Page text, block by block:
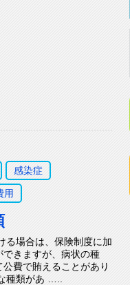
感染症
用
る場合は、保険制度に加
できますが、病状の種
費で賄えることがあり
種類があ …..